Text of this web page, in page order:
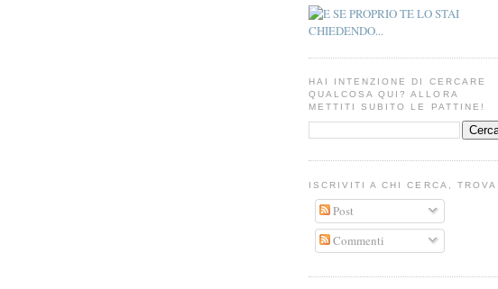
HAI INTENZIONE DI CERCARE
QUALCOSA QUI? ALLORA
METTITI SUBITO LE PATTINE!
ISCRIVITI A CHI CERCA, TROVA.
Post
Commenti